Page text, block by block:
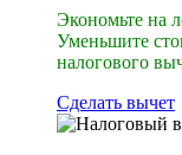
Экономьте на
Уменьшите
налогового
Сделать вычет